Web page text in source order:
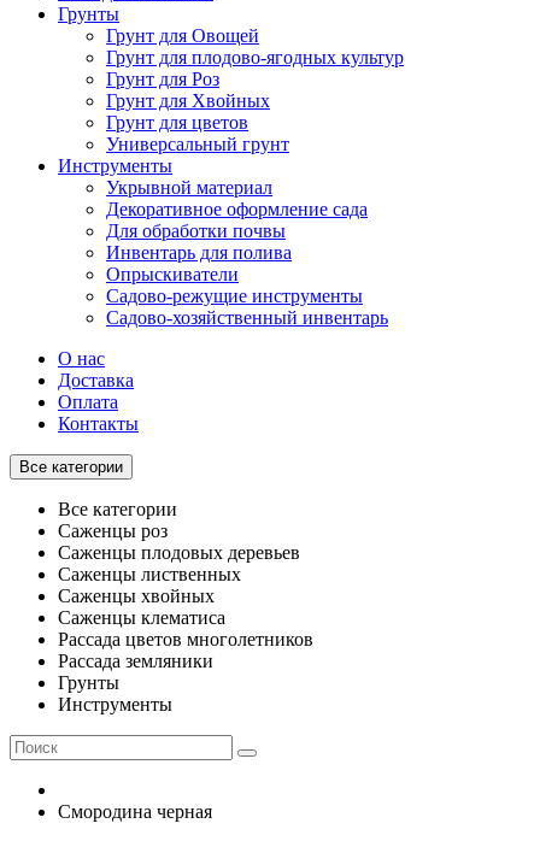
Грунты
Грунт для Овощей
Грунт для плодово-ягодных культур
Грунт для Роз
Грунт для Хвойных
Грунт для цветов
Универсальный грунт
Инструменты
Укрывной материал
Декоративное оформление сада
Для обработки почвы
Инвентарь для полива
Опрыскиватели
Садово-режущие инструменты
Садово-хозяйственный инвентарь
О нас
Доставка
Оплата
Контакты
Все категории
Все категории
Саженцы роз
Саженцы плодовых деревьев
Саженцы лиственных
Саженцы хвойных
Саженцы клематиса
Рассада цветов многолетников
Рассада земляники
Грунты
Инструменты
Смородина черная